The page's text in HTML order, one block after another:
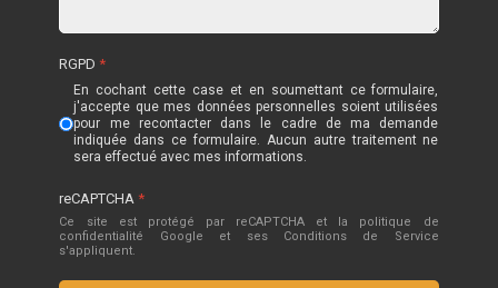
RGPD*
En cochant cette case et en soumettant ce formulaire,
j'accepte que mes données personnelles soient utilisées
pour me recontacter dans le cadre de ma demande
indiquée dans ce formulaire. Aucun autre traitement ne
sera effectué avec mes informations.
reCAPTCHA*
Ce site est protégé par reCAPTCHA et la politique de
confidentialité Google et
ses Conditions de Service
s'appliquent.